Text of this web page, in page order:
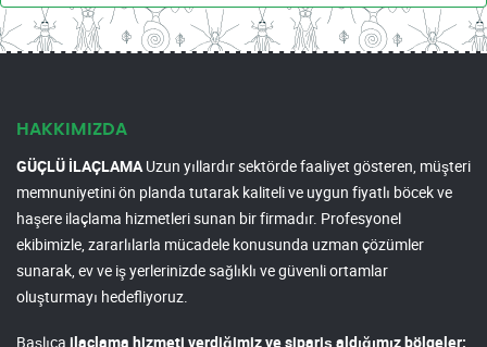
HAKKIMIZDA
GÜÇLÜ İLAÇLAMAUzun yıllardır sektörde faaliyet gösteren, müşteri
memnuniyetini ön planda tutarak kaliteli ve uygun fiyatlı böcek ve
haşere ilaçlama hizmetleri sunan bir firmadır. Profesyonel
ekibimizle, zararlılarla mücadele konusunda uzman çözümler
sunarak, ev ve iş yerlerinizde sağlıklı ve güvenli ortamlar
oluşturmayı hedefliyoruz.
Başlıca ilaçlama hizmeti verdiğimiz ve sipariş aldığımız bölgeler: